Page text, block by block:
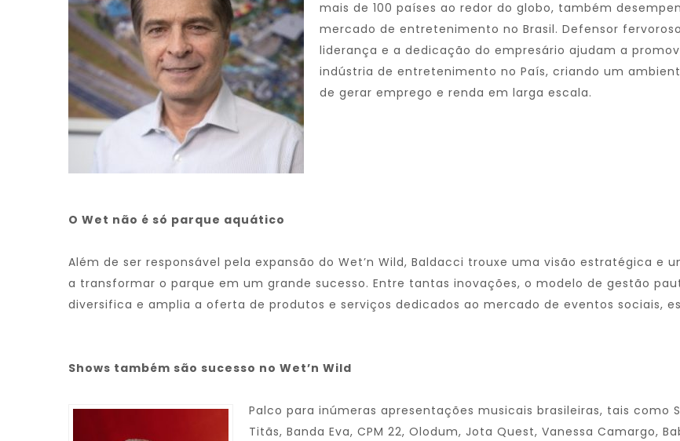
mais de 100 países ao redor do globo, também
mercado de entretenimento no Brasil. Defensor
liderança e a dedicação do empresário ajudam a
indústria de entretenimento no País, criando um
de gerar emprego e renda em larga escala.
O Wet não é só parque aquático
Além de ser responsável pela expansão do Wet’n Wild, Baldacci trouxe uma visão estratégica e
a transformar o parque em um grande sucesso. Entre tantas inovações, o modelo de gestão
diversifica e amplia a oferta de produtos e serviços dedicados ao mercado de eventos sociais,
Shows também são sucesso no Wet’n Wild
Palco para inúmeras apresentações musicais brasileiras, tais como
Titãs, Banda Eva, CPM 22, Olodum, Jota Quest, Vanessa Camargo,